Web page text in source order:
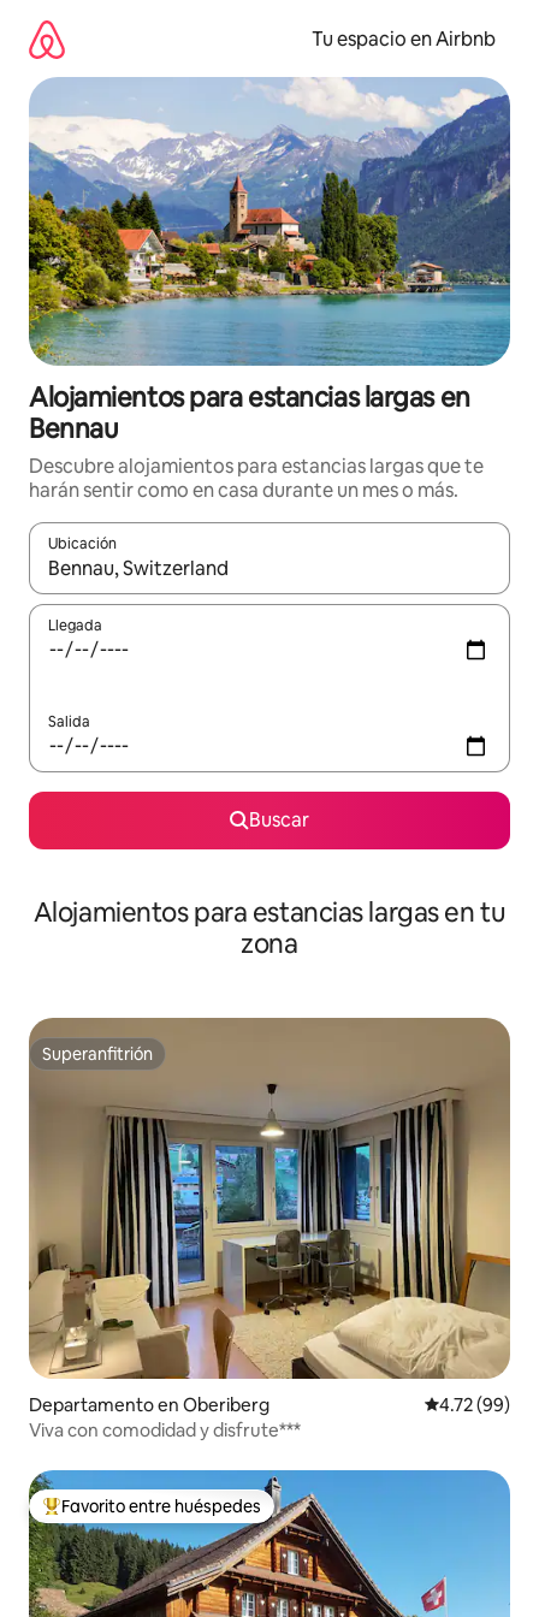
contenido
Tu espacio en Airbnb
Alojamientos para estancias largas en
Bennau
Descubre alojamientos para estancias largas que te
harán sentir como en casa durante un mes o más.
Ubicación
Cuando los resultados estén disponibles, podrás navegar
Llegada
Salida
Buscar
Alojamientos para estancias largas en tu
zona
Superanfitrión
Superanfitrión
Departamento en Oberiberg Calificación
4.72 (99)
Viva con comodidad y disfrute***
De los mejores en Favorito entre huéspedes
Favorito entre huéspedes